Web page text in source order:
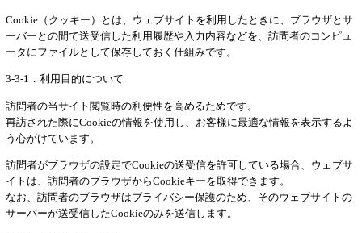
Cookie（クッキー）とは、ウェブサイトを利用したときに、ブラウザとサ
ーバーとの間で送受信した利用履歴や入力内容などを、訪問者のコンピュ
ータにファイルとして保存しておく仕組みです。
3-3-1．利用目的について
訪問者の当サイト閲覧時の利便性を高めるためです。
再訪された際にCookieの情報を使用し、お客様に最適な情報を表示するよ
う心がけています。
訪問者がブラウザの設定でCookieの送受信を許可している場合、ウェブサ
イトは、訪問者のブラウザからCookieキーを取得できます。
なお、訪問者のブラウザはプライバシー保護のため、そのウェブサイトの
サーバーが送受信したCookieのみを送信します。